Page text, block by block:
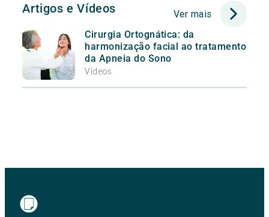
Artigos e Vídeos Ver mais
Cirurgia Ortognática: da
harmonização facial ao tratamento
da Apneia do Sono
Vídeos